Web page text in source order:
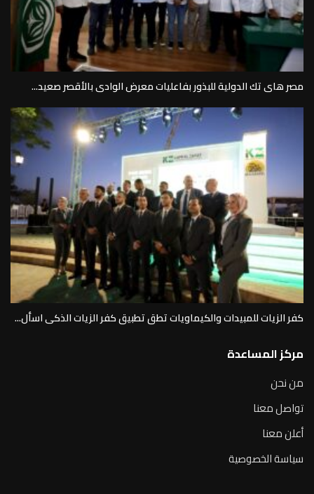
مصر هاى تك الدولية للبذور بفاعليات معرض الوادى بالأقصر صعيد...
كفر الزيات للمبيدات والكيماويات تطق تطبيق كفر الزيات الذكى اسأل...
مركز المساعدة
من نحن
تواصل معنا
أعلن معنا
سياسة الخصوصية